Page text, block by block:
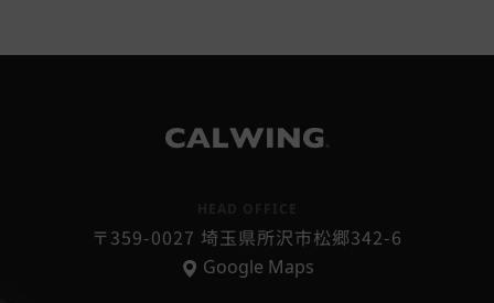
5,商品・サービス改善及び企画のための統計資料作成
個人情報の第三者提供
られる場合を除きます。
1,人の生命、身体または財産の保護のために必要がある場
〒359-0027 埼玉県所沢市松郷342-6
Google Maps